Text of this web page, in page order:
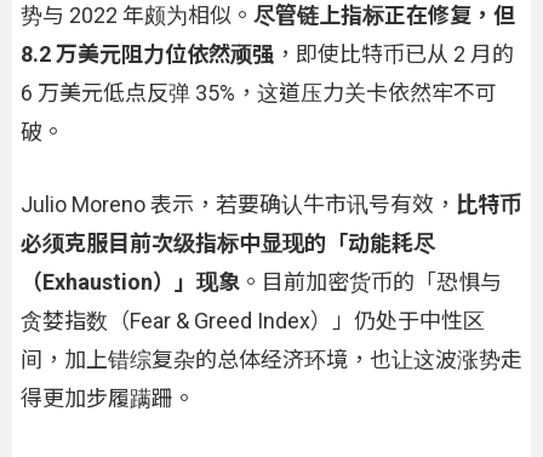
势与 2022 年颇为相似。 尽管链上指标正在修复，但
8.2 万美元阻力位依然顽强 ，即使比特币已从 2 月的
6 万美元低点反弹 35%，这道压力关卡依然牢不可
破。
Julio Moreno 表示，若要确认牛市讯号有效， 比特币
必须克服目前次级指标中显现的「动能耗尽
（Exhaustion）」现象。目前加密货币的「恐惧与
贪婪指数（Fear & Greed Index）」仍处于中性区
间，加上错综复杂的总体经济环境，也让这波涨势走
得更加步履蹒跚。